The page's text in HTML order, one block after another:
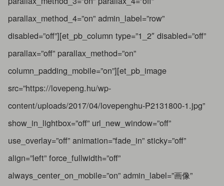
parallax_method_4=”on” admin_label=”row”
disabled=”off”][et_pb_column type=”1_2″ disabled=”off”
parallax=”off” parallax_method=”on”
column_padding_mobile=”on”][et_pb_image
src=”https://lovepeng.hu/wp-
content/uploads/2017/04/lovepenghu-P2131800-1.jpg”
show_in_lightbox=”off” url_new_window=”off”
use_overlay=”off” animation=”fade_in” sticky=”off”
align=”left” force_fullwidth=”off”
always_center_on_mobile=”on” admin_label=”画像”